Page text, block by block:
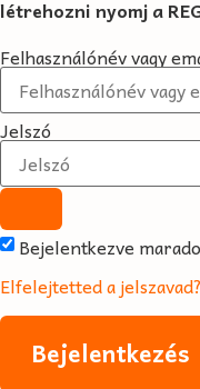
létrehozni nyomj a
Felhasználónév vagy
Jelszó
Bejelentkezve
Elfelejtetted a jelszavad?
Bejelentkezés